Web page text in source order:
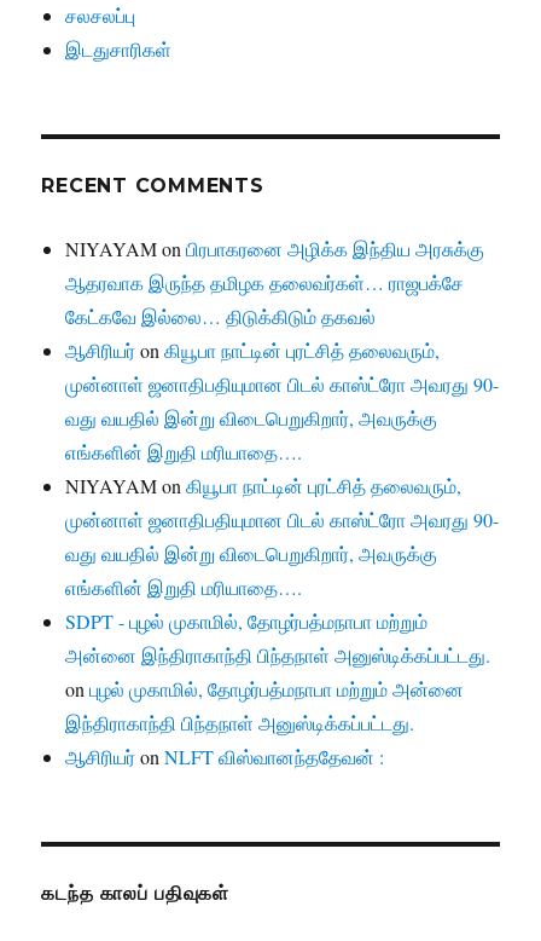
சலசலப்பு
இடதுசாரிகள்
RECENT COMMENTS
NIYAYAMonபிரபாகரனை அழிக்க இந்திய அரசுக்கு
ஆதரவாக இருந்த தமிழக தலைவர்கள்… ராஜபக்சே
கேட்கவே இல்லை… திடுக்கிடும் தகவல்
ஆசிரியர்onகியூபா நாட்டின் புரட்சித் தலைவரும்,
முன்னாள் ஜனாதிபதியுமான பிடல் காஸ்ட்ரோ அவரது 90-
வது வயதில் இன்று விடைபெறுகிறார், அவருக்கு
எங்களின் இறுதி மரியாதை….
NIYAYAMonகியூபா நாட்டின் புரட்சித் தலைவரும்,
முன்னாள் ஜனாதிபதியுமான பிடல் காஸ்ட்ரோ அவரது 90-
வது வயதில் இன்று விடைபெறுகிறார், அவருக்கு
எங்களின் இறுதி மரியாதை….
SDPT - புழல் முகாமில், தோழர்பத்மநாபா மற்றும்
அன்னை இந்திராகாந்தி பிந்தநாள் அனுஸ்டிக்கப்பட்டது.
onபுழல் முகாமில், தோழர்பத்மநாபா மற்றும் அன்னை
இந்திராகாந்தி பிந்தநாள் அனுஸ்டிக்கப்பட்டது.
ஆசிரியர்onNLFT விஸ்வானந்ததேவன் :
கடந்த காலப் பதிவுகள்